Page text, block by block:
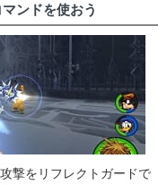
ンドを使おう
撃をリフレクトガードで